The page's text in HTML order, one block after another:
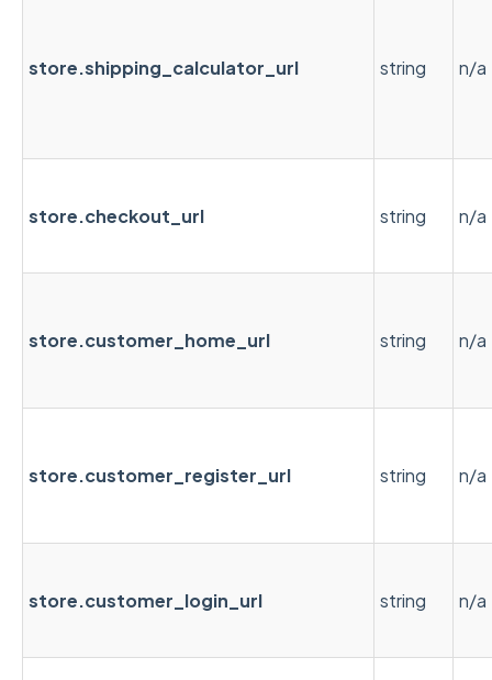
store.shipping_calculator_url string n/a
store.checkout_url string n/a
store.customer_home_url string n/a
store.customer_register_url string n/a
store.customer_login_url string n/a